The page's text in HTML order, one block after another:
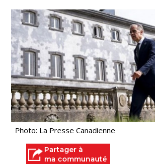
Photo: La Presse Canadienne
Partager à
ma communauté